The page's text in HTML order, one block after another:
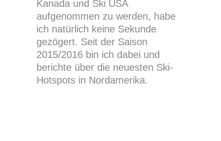
Kanada und Ski USA
aufgenommen zu werden, habe
ich natürlich keine Sekunde
gezögert. Seit der Saison
2015/2016 bin ich dabei und
berichte über die neuesten Ski-
Hotspots in Nordamerika.